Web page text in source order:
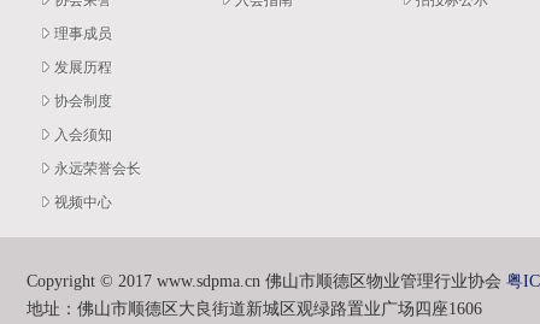
理事成员
发展历程
协会制度
入会须知
永远荣誉会长
视频中心
Copyright © 2017 www.sdpma.cn 佛山市顺德区物业管理行业协会 粤
地址：佛山市顺德区大良街道新城区观绿路置业广场四座1606